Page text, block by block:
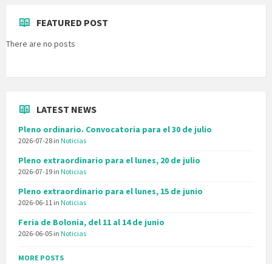
FEATURED POST
There are no posts
LATEST NEWS
Pleno ordinario. Convocatoria para el 30 de julio
2026-07-28 in Noticias
Pleno extraordinario para el lunes, 20 de julio
2026-07-19 in Noticias
Pleno extraordinario para el lunes, 15 de junio
2026-06-11 in Noticias
Feria de Bolonia, del 11 al 14 de junio
2026-06-05 in Noticias
MORE POSTS